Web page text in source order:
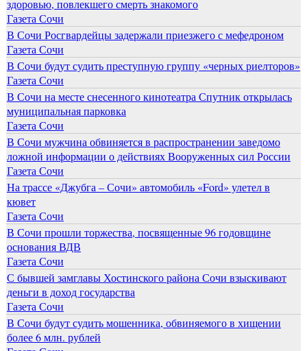
здоровью, повлекшего смерть знакомого
Газета Сочи
В Сочи Росгвардейцы задержали приезжего с мефедроном
Газета Сочи
В Сочи будут судить преступную группу «черных риелторов»
Газета Сочи
В Сочи на месте снесенного кинотеатра Спутник открылась
муниципальная парковка
Газета Сочи
В Сочи мужчина обвиняется в распространении заведомо
ложной информации о действиях Вооруженных сил России
Газета Сочи
На трассе «Джубга – Сочи» автомобиль «Ford» улетел в
кювет
Газета Сочи
В Сочи прошли торжества, посвященные 96 годовщине
основания ВДВ
Газета Сочи
С бывшей замглавы Хостинского района Сочи взыскивают
деньги в доход государства
Газета Сочи
В Сочи будут судить мошенника, обвиняемого в хищении
более 6 млн. рублей